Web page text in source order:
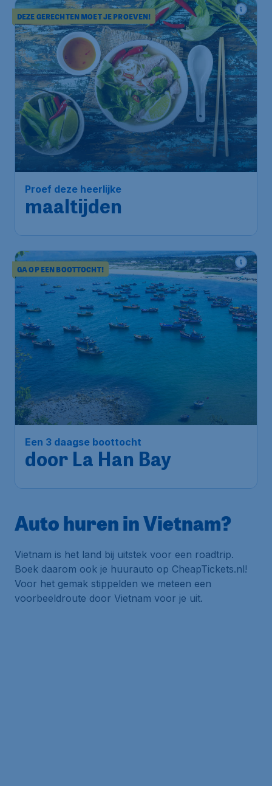
DEZE GERECHTEN MOET JE PROEVEN!
Proef deze heerlijke
maaltijden
GA OP EEN BOOTTOCHT!
Een 3 daagse boottocht
door La Han Bay
Auto huren in Vietnam?
Vietnam is het land bij uitstek voor een roadtrip.
Boek daarom ook je huurauto op CheapTickets.nl!
Voor het gemak stippelden we meteen een
voorbeeldroute door Vietnam voor je uit.